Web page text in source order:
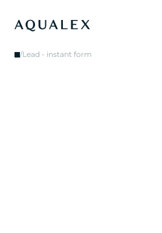
/Lead - instant form